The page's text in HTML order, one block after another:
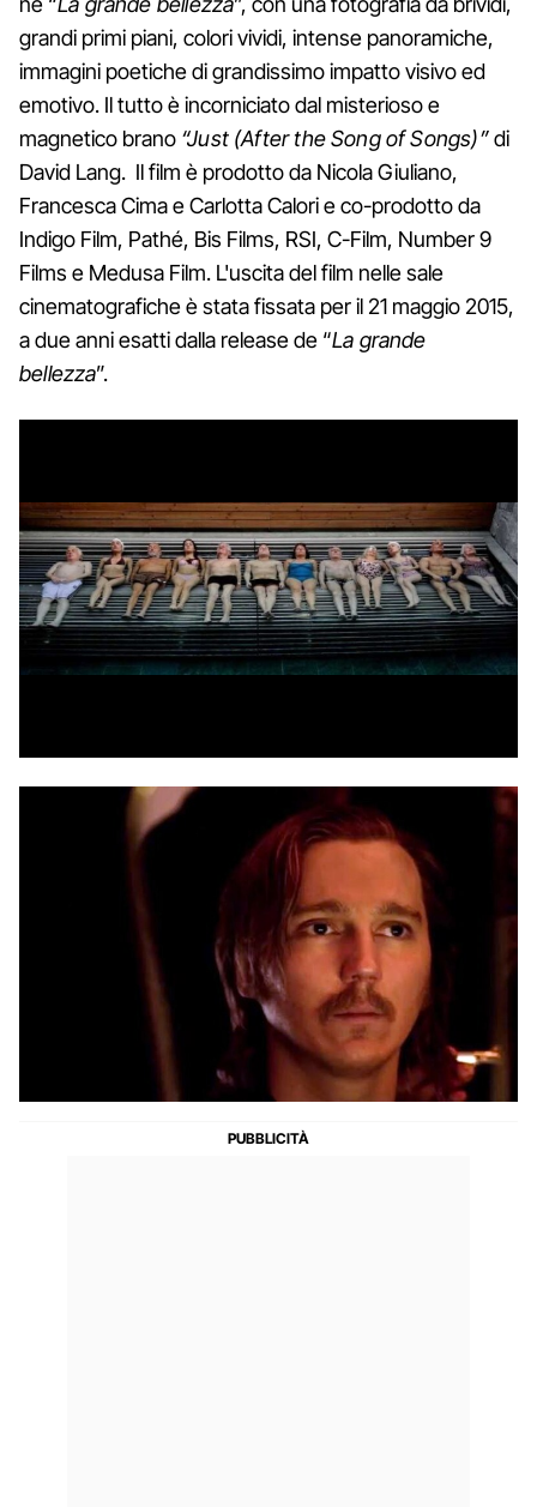
grandi primi piani, colori vividi, intense panoramiche,
immagini poetiche di grandissimo impatto visivo ed
emotivo. Il tutto è incorniciato dal misterioso e
magnetico brano “Just (After the Song of Songs)”di
David Lang. Il film è prodotto da Nicola Giuliano,
Francesca Cima e Carlotta Calori e co-prodotto da
Indigo Film, Pathé, Bis Films, RSI, C-Film, Number 9
Films e Medusa Film. L'uscita del film nelle sale
cinematografiche è stata fissata per il 21 maggio 2015,
a due anni esatti dalla release de “La grande
bellezza”.